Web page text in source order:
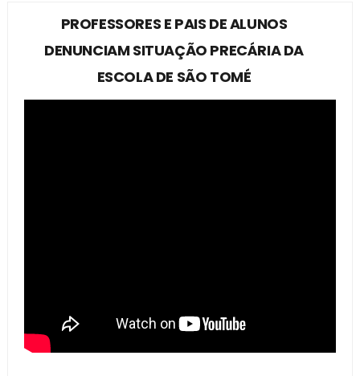
PROFESSORES E PAIS DE ALUNOS
DENUNCIAM SITUAÇÃO PRECÁRIA DA
ESCOLA DE SÃO TOMÉ